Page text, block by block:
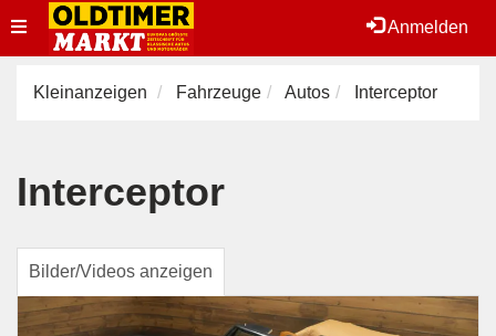
Anmelden
Toggle
navigation
Kleinanzeigen Fahrzeuge Autos Interceptor
Interceptor
Bilder/Videos anzeigen